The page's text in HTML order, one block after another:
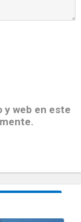
y web en este